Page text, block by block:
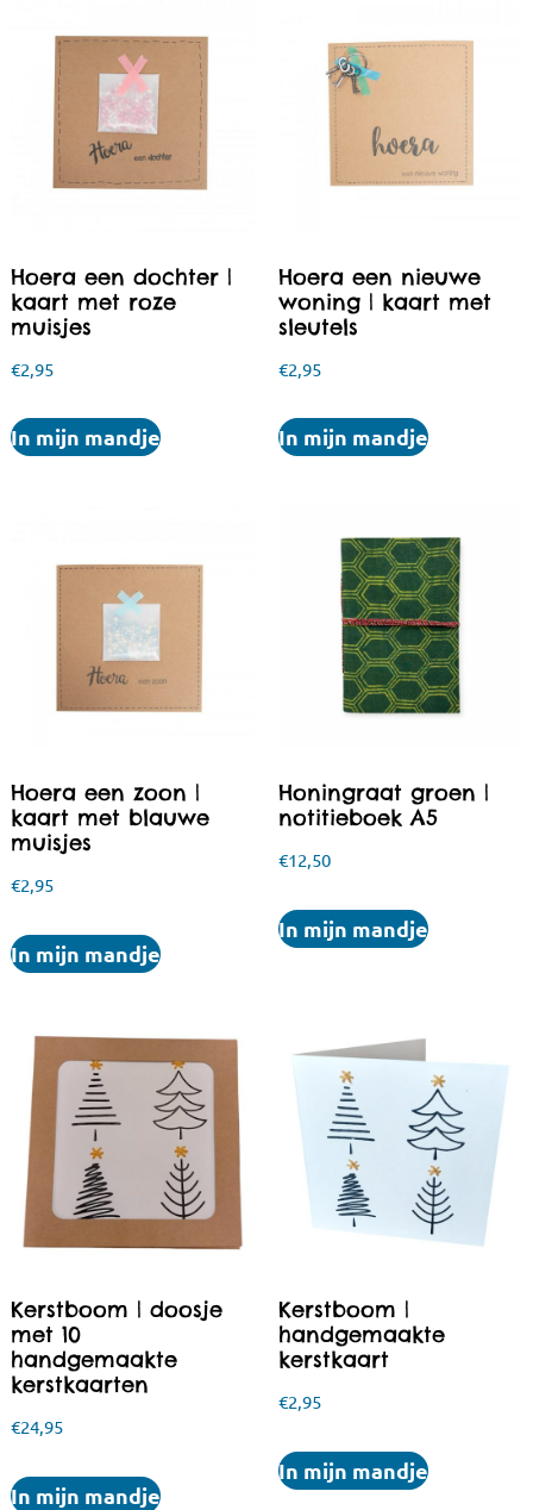
Hoera een dochter |
kaart met roze
muisjes
€2,95
In mijn mandje
Hoera een nieuwe
woning | kaart met
sleutels
€2,95
In mijn mandje
Hoera een zoon |
kaart met blauwe
muisjes
€2,95
In mijn mandje
Honingraat groen |
notitieboek A5
€12,50
In mijn mandje
Kerstboom | doosje
met 10
handgemaakte
kerstkaarten
€24,95
In mijn mandje
Kerstboom |
handgemaakte
kerstkaart
€2,95
In mijn mandje